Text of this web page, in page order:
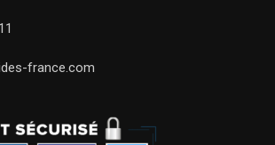
france.com